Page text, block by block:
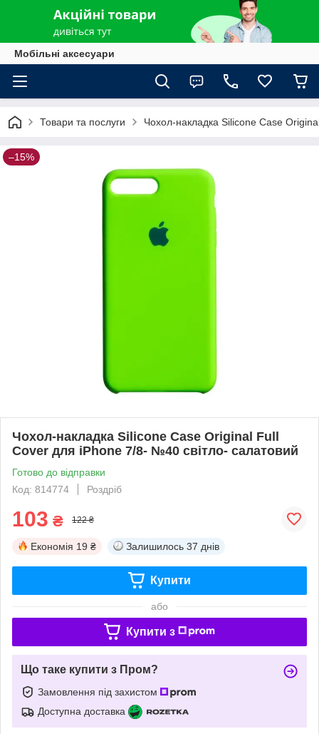
Мобільні аксесуари
Товари та послуги Чохол-накладка Silicone Case
–15%
Чохол-накладка Silicone Case Original Full
Cover для iPhone 7/8- №40 світло- салатовий
Готово до відправки
Код: 814774
Роздріб
103 ₴ 122 ₴
Економія 19 ₴ Залишилось 37 днів
Купити
або
Купити з
Що таке купити з Пром?
Замовлення під захистом
Доступна доставка